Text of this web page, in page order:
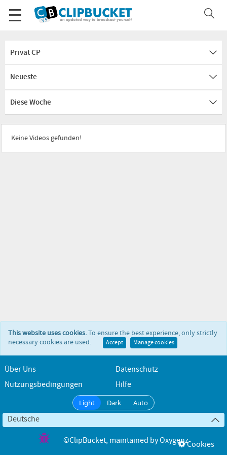
Privat CP
Neueste
Diese Woche
Keine Videos gefunden!
This website uses cookies.To ensure the best experience, only strictly
necessary cookies are used.
Accept Manage cookies
Über Uns
Datenschutz
Nutzungsbedingungen
Hilfe
Light Dark Auto
Deutsche
©ClipBucket, maintained byOxygenzCookies